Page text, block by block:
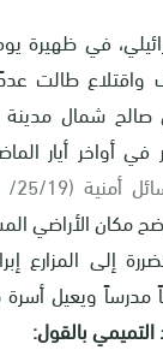
في ظهيرة
تجريف واقتلاع طالت
صالح شمال مدينة
أيار الماضي
فوري ومستعجل)"،
مكان الأراضي
إلى المزارع
التميمي بالقول: